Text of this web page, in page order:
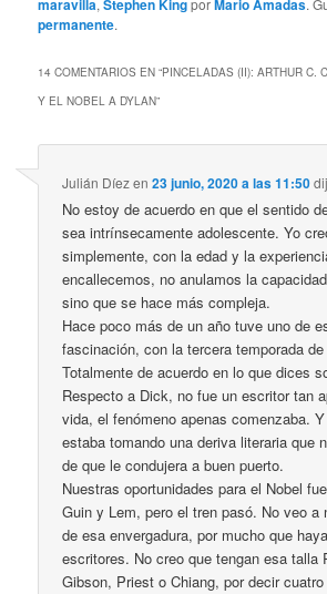
maravilla,Stephen KingporMario Amadas.
permanente.
14 COMENTARIOS EN “PINCELADAS (II): ARTHUR C.
Y EL NOBEL A DYLAN”
Julián Díezen23 junio, 2020 a las 11:50
No estoy de acuerdo en que el sentido
sea intrínsecamente adolescente. Yo
simplemente, con la edad y la
encallecemos, no anulamos la
sino que se hace más compleja.
Hace poco más de un año tuve uno de
fascinación, con la tercera temporada
Totalmente de acuerdo en lo que dices
Respecto a Dick, no fue un escritor tan
vida, el fenómeno apenas comenzaba.
estaba tomando una deriva literaria que
de que le condujera a buen puerto.
Nuestras oportunidades para el Nobel
Guin y Lem, pero el tren pasó. No veo a
de esa envergadura, por mucho que
escritores. No creo que tengan esa talla
Gibson, Priest o Chiang, por decir